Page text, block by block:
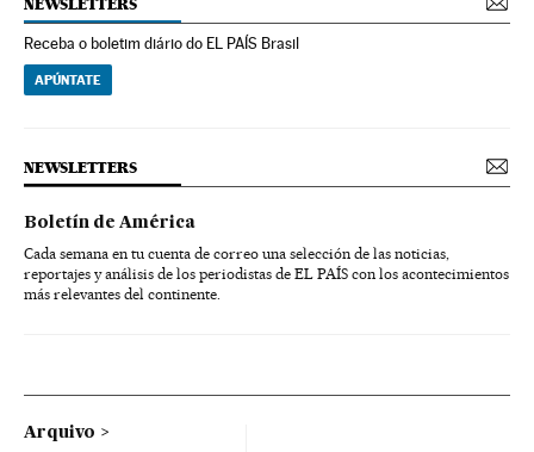
NEWSLETTERS
Receba o boletim diário do EL PAÍS Brasil
APÚNTATE
NEWSLETTERS
Boletín de América
Cada semana en tu cuenta de correo una selección de las noticias,
reportajes y análisis de los periodistas de EL PAÍS con los acontecimientos
más relevantes del continente.
Arquivo